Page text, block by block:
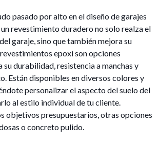
pasado por alto en el diseño de garajes
revestimiento duradero no solo realza el
garaje, sino que también mejora su
epoxi son opciones
su durabilidad, resistencia a manchas y
Están disponibles en diversos colores y
personalizar el aspecto del suelo del
al estilo individual de tu cliente.
objetivos presupuestarios, otras opciones
o concreto pulido.